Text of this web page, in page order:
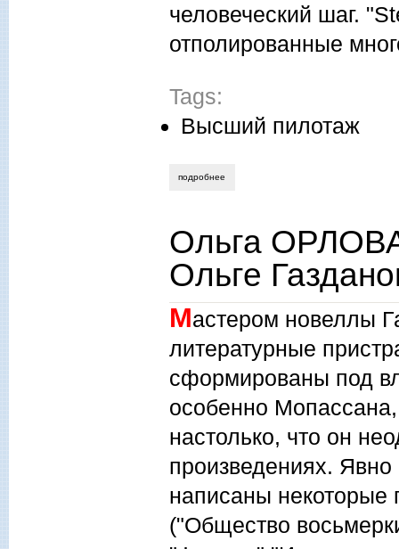
человеческий шаг.
отполированные
Tags:
Высший пилотаж
подробнее
Ольга
Ольге
Мастером новеллы
литературные
сформированы под
особенно
настолько, что он
произведениях. Явно
написаны некоторые
("Общество